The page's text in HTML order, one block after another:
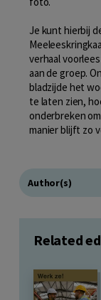
Je kunt hierbij
verhaal
aan de groep.
bladzijde het
te laten zien,
onderbreken
manier blijft zo
Author(s)
Related